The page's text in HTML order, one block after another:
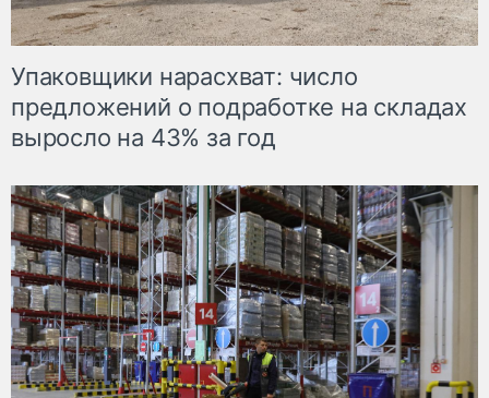
Упаковщики нарасхват: число
предложений о подработке на складах
выросло на 43% за год